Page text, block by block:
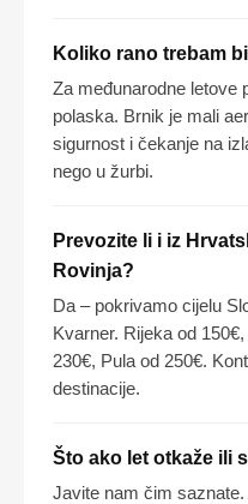
Koliko rano trebam
Za međunarodne letove
polaska. Brnik je mali
sigurnost i čekanje na
nego u žurbi.
Prevozite li i iz
Rovinja?
Da – pokrivamo cijelu
Kvarner. Rijeka od
230€, Pula od 250€.
destinacije.
Što ako let otkaže ili
Javite nam čim